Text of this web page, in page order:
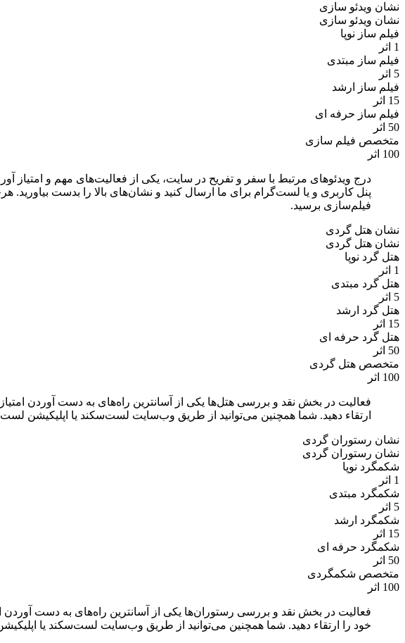
نشان ویدئو سازی
نشان ویدئو سازی
فیلم ساز نوپا
1 اثر
فیلم ساز مبتدی
5 اثر
فیلم ساز ارشد
15 اثر
فیلم ساز حرفه ای
50 اثر
متخصص فیلم سازی
100 اثر
پنل کاربری و یا لست‌گرام برای ما ارسال کنید و نشان‌های بالا را بدست
فیلم‌سازی برسید.
نشان هتل گردی
نشان هتل گردی
هتل گرد نوپا
1 اثر
هتل گرد مبتدی
5 اثر
هتل گرد ارشد
15 اثر
هتل گرد حرفه ای
50 اثر
متخصص هتل گردی
100 اثر
فعالیت در بخش نقد و بررسی هتل‌ها یکی از آسانترین راه‌های به دست آوردن
ارتقاء دهید. شما همچنین می‌توانید از طریق وب‌سایت لست‌سکند یا اپلیکیشن
نشان رستوران گردی
نشان رستوران گردی
شکمگرد نوپا
1 اثر
شکمگرد مبتدی
5 اثر
شکمگرد ارشد
15 اثر
شکمگرد حرفه ای
50 اثر
متخصص شکمگردی
100 اثر
فعالیت در بخش نقد و بررسی رستوران‌ها یکی از آسانترین راه‌های به دست
خود را ارتقاء دهید. شما همچنین می‌توانید از طریق وب‌سایت لست‌سکند یا